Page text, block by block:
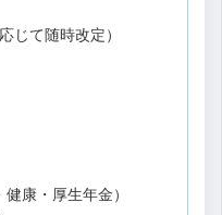
じて随時改定）
康・厚生年金）